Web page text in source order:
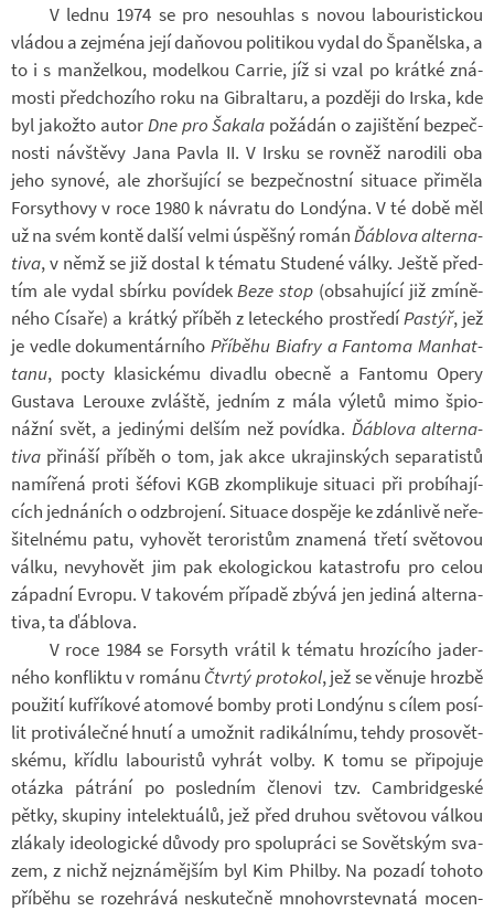
V lednu 1974 se pro ne­sou­hlas s novou la­bou­ris­tic­kou
vlá­dou a zejména její da­ňo­vou po­li­ti­kou vydal do Špa­něl­ska, a
to i s man­žel­kou, mo­del­kou Carrie, jíž si vzal po krátké zná­
mosti před­cho­zího roku na Gibral­taru, a poz­ději do Irska, kde
byl ja­kožto autorDne pro Šakala po­žá­dán o za­jiš­tění bez­peč­
nosti ná­vštěvy Jana Pavla II. V Irsku se rov­něž na­ro­dili oba
jeho sy­nové, ale zhor­šu­jící se bez­peč­nostní si­tu­ace při­měla
For­sy­thovy v roce 1980 k ná­vratu do Lon­dýna. V té době měl
už na svém kontě další velmi úspěšný románĎáblova al­ter­na­
tiva, v němž se již do­stal k té­matu Stu­dené války. Ještě před­
tím ale vydal sbírku po­ví­dekBeze stop (ob­sa­hu­jící již zmí­ně­
ného Cí­saře) a krátký pří­běh z le­tec­kého pro­středíPas­týř, jež
je vedle do­ku­men­tár­níhoPří­běhu Bi­afry a Fan­toma Ma­nhat­
tanu, pocty kla­sic­kému di­va­dlu obecně a Fan­tomu Opery
Gustava Le­rouxe zvláště, jed­ním z mála vý­letů mimo špi­o­
nážní svět, a je­di­nými del­ším než po­vídka. Ďáblova al­ter­na­
tiva při­náší pří­běh o tom, jak akce ukra­jin­ských se­pa­ra­tistů
na­mí­řená proti šé­fovi KGB zkom­pli­kuje si­tu­aci při pro­bí­ha­jí­
cích jed­ná­ních o od­zbro­jení. Si­tu­ace do­spěje ke zdán­livě ne­ře­
ši­tel­nému patu, vy­ho­vět te­ro­ris­tům zna­mená třetí svě­to­vou
válku, ne­vy­ho­vět jim pak eko­lo­gic­kou ka­ta­strofu pro celou
zá­padní Ev­ropu. V ta­ko­vém pří­padě zbývá jen je­diná al­ter­na­
tiva, ta ďáblova.
V roce 1984 se For­syth vrá­til k té­matu hro­zí­cího ja­der­
ného kon­fliktu v ro­mánu Čtvrtý pro­to­kol, jež se vě­nuje hrozbě
po­u­žití kufří­kové ato­mové bomby proti Lon­dýnu s cílem po­sí­
lit pro­ti­vá­lečné hnutí a umož­nit ra­di­kál­nímu, tehdy pro­so­vět­
skému, kří­dlu la­bou­ristů vy­hrát volby. K tomu se při­po­juje
otázka pá­t­rání po po­sled­ním čle­novi tzv. Cambridgeské
pětky, sku­piny in­te­lek­tu­álů, jež před dru­hou svě­to­vou vál­kou
zlá­kaly ide­o­lo­gické dů­vody pro spo­lu­práci se So­vět­ským sva­
zem, z nichž nej­zná­měj­ším byl Kim Philby. Na po­zadí to­hoto
pří­běhu se ro­ze­hrává ne­sku­tečně mno­ho­vrs­tev­natá mo­cen­